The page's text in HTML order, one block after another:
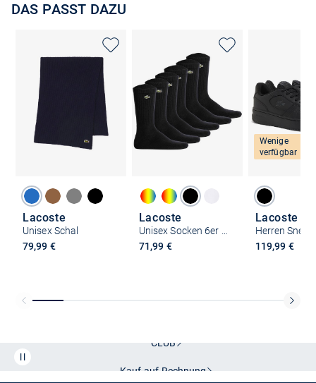
DAS PASST DAZU
Lacoste
Unisex Schal
79,99 €
Lacoste
71,99 €
Wenige
verfügbar
Lacoste
Herren
119,99 €
CLUB
Kauf auf Rechnung